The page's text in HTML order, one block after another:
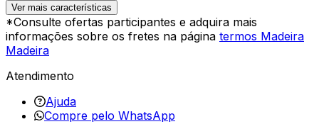
Ver mais características
*Consulte ofertas participantes e adquira mais
informações sobre os fretes na página termos Madeira
Madeira
Atendimento
Ajuda
Compre pelo WhatsApp